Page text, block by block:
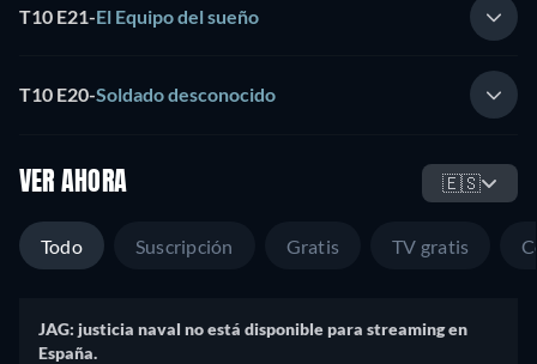
T10 E21-El Equipo del sueño
T10 E20-Soldado desconocido
VER AHORA 🇪🇸
Todo Suscripción Gratis TV gratis
JAG: justicia naval no está disponible para streaming en
España.